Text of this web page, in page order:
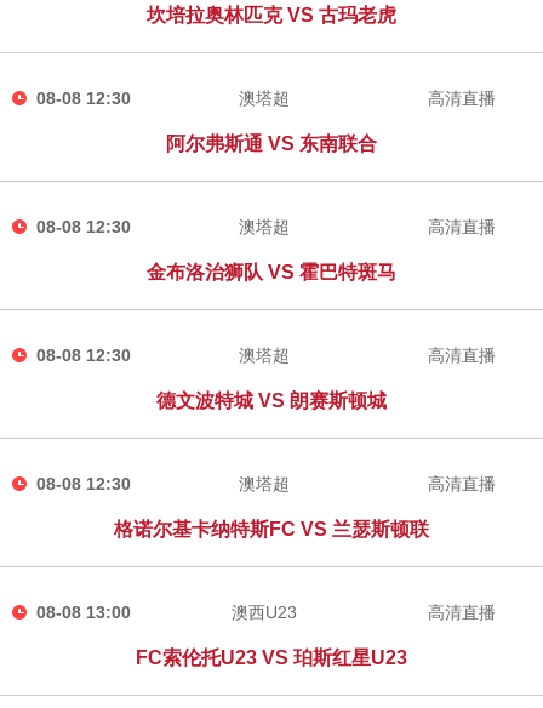
坎培拉奥林匹克 VS 古玛老虎
08-08 12:30 澳塔超
阿尔弗斯通 VS 东南联合
高清直播
08-08 12:30 澳塔超
金布洛治狮队 VS 霍巴特斑马
高清直播
08-08 12:30 澳塔超
德文波特城 VS 朗赛斯顿城
高清直播
08-08 12:30 澳塔超
格诺尔基卡纳特斯FC VS 兰瑟斯顿联
高清直播
08-08 13:00 澳西U23
FC索伦托U23 VS 珀斯红星U23
高清直播